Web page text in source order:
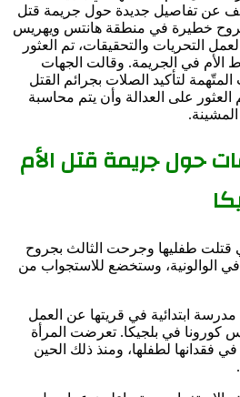
عن تفاصيل جديدة حول جريمة قتل
بجروح خطيرة في منطقة هانتس ويهريس
التحريات والتحقيقات، تم العثور
الأم في الجريمة. وقالت الجهات
لتأكيد الصلات بجرائم القتل
العثور على العدالة وأن يتم محاسبة
حول جريمة قتل الأم
قتلت طفليها وجرحت الثالث بجروح
الوالونية، وستخضع للاستجواب من
ابتدائية في قريتها عن العمل
كورونا في بلجيكا. تعرضت المرأة
فقدانها لطفلها، ومنذ ذلك الحين